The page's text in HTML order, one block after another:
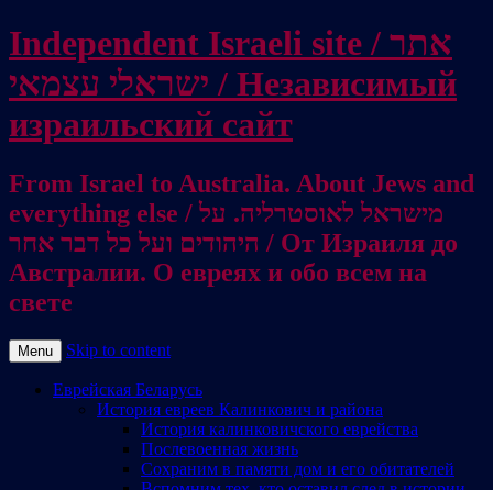
Independent Israeli site / אתר
ישראלי עצמאי / Независимый
израильский сайт
From Israel to Australia. About Jews and
everything else / מישראל לאוסטרליה. על
היהודים ועל כל דבר אחר / От Израиля до
Австралии. О евреях и обо всем на
свете
Menu Skip to content
Еврейская Беларусь
История евреев Калинкович и района
История калинковичского еврейства
Послевоенная жизнь
Сохраним в памяти дом и его обитателей